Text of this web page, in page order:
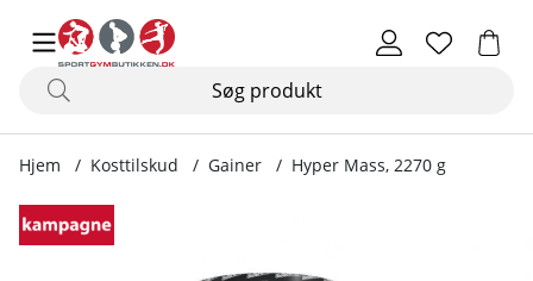
Hjem Kosttilskud Gainer Hyper Mass, 2270 g
Produktbilleder Hyper Mass, 2270 g